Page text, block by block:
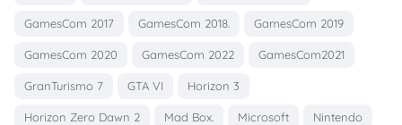
GamesCom 2017 GamesCom 2018. GamesCom 2019
GamesCom 2020 GamesCom 2022 GamesCom2021
GranTurismo 7 GTA VI Horizon 3
Horizon Zero Dawn 2 Mad Box. Microsoft Nintendo